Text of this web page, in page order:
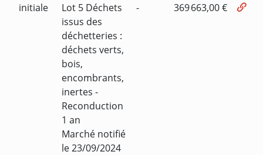
initiale
Lot 5 Déchets
issus des
déchetteries :
déchets verts,
bois,
encombrants,
inertes -
Reconduction
1 an
Marché notifié
le 23/09/2024
- 369 663,00 €